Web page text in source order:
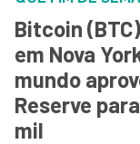
Bitcoin
em Nova
mundo
Reserve
mil